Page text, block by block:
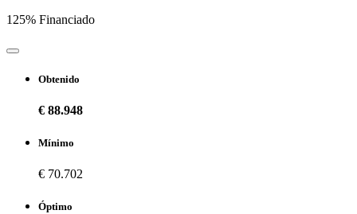
125% Financiado
Obtenido
€ 88.948
Mínimo
€ 70.702
Óptimo